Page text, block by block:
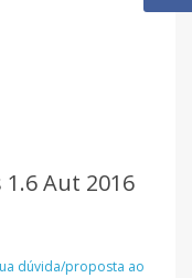
1.6 Aut 2016
dúvida/proposta ao